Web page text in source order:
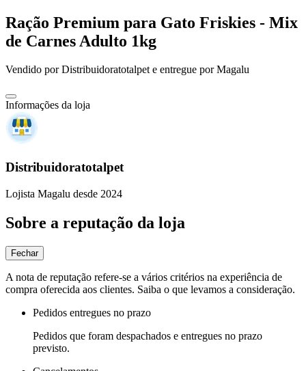
Ração Premium para Gato Friskies - Mix
de Carnes Adulto 1kg
Vendido porDistribuidoratotalpete entregue por Magalu
Informações da loja
Distribuidoratotalpet
Lojista Magalu desde 2024
Sobre a reputação da loja
Fechar
A nota de reputação refere-se a vários critérios na experiência de
compra oferecida aos clientes. Saiba o que levamos a consideração.
Pedidos entregues no prazo
Pedidos que foram despachados e entregues no prazo
previsto.